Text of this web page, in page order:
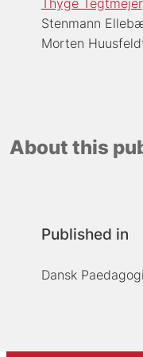
Stenmann
Morten
About this
Published in
Dansk